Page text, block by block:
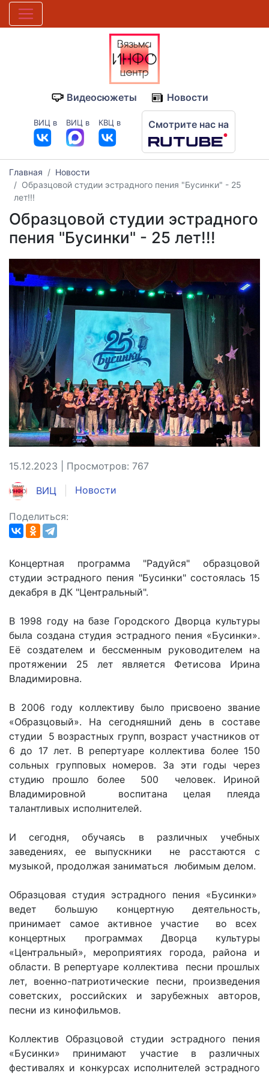
Видеосюжеты Новости
ВИЦ в ВИЦ в КВЦ в Смотрите нас на
Главная
Новости
Образцовой студии эстрадного пения "Бусинки" - 25
лет!!!
Образцовой студии эстрадного
пения "Бусинки" - 25 лет!!!
15.12.2023 | Просмотров: 767
ВИЦ Новости
Поделиться:
Концертная программа "Радуйся" образцовой
студии эстрадного пения "Бусинки" состоялась 15
декабря в ДК "Центральный".
В 1998 году на базе Городского Дворца культуры
была создана студия эстрадного пения «Бусинки».
Её создателем и бессменным руководителем на
протяжении 25 лет является Фетисова Ирина
Владимировна.
В 2006 году коллективу было присвоено звание
«Образцовый». На сегодняшний день в составе
студии 5 возрастных групп, возраст участников от
6 до 17 лет. В репертуаре коллектива более 150
сольных групповых номеров. За эти годы через
студию прошло более 500 человек. Ириной
Владимировной воспитана целая плеяда
талантливых исполнителей.
И сегодня, обучаясь в различных учебных
заведениях, ее выпускники не расстаются с
музыкой, продолжая заниматься любимым делом.
Образцовая студия эстрадного пения «Бусинки»
ведет большую концертную деятельность,
принимает самое активное участие во всех
концертных программах Дворца культуры
«Центральный», мероприятиях города, района и
области. В репертуаре коллектива песни прошлых
лет, военно-патриотические песни, произведения
советских, российских и зарубежных авторов,
песни из кинофильмов.
Коллектив Образцовой студии эстрадного пения
«Бусинки» принимают участие в различных
фестивалях и конкурсах исполнителей эстрадного